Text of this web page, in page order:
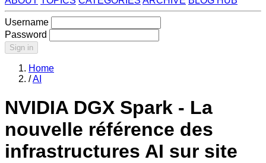
Username
Password
Sign in
Home
/AI
NVIDIA DGX Spark - La
nouvelle référence des
infrastructures AI sur site